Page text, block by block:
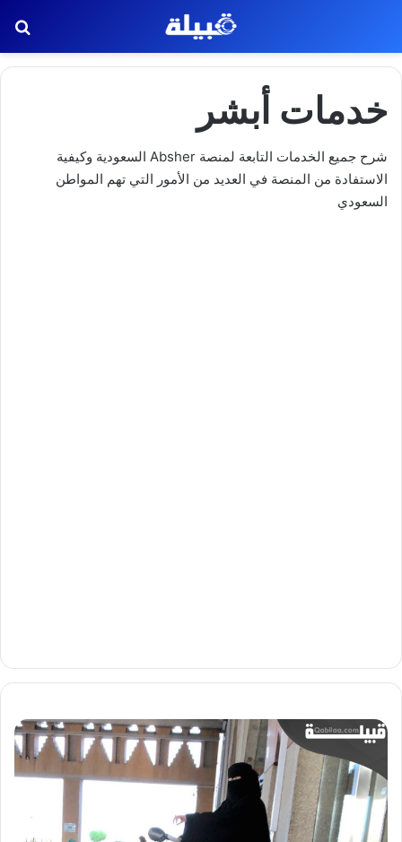
خدمات أبشر
شرح جميع الخدمات التابعة لمنصة Absher السعودية وكيفية
الاستفادة من المنصة في العديد من الأمور التي تهم المواطن
السعودي